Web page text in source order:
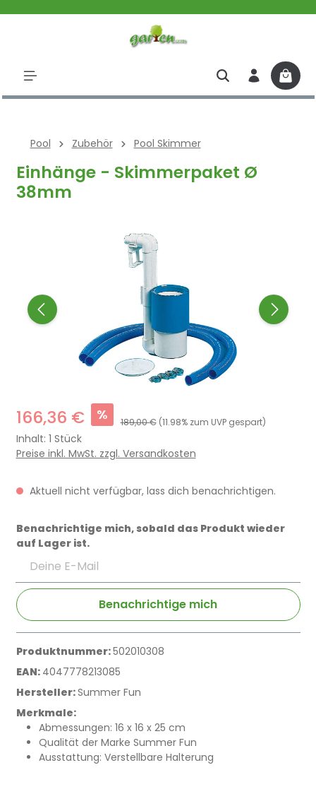
Pool Zubehör Pool Skimmer
Einhänge - Skimmerpaket Ø
38mm
Bildergalerie überspringen
166,36 € % 189,00 € (11.98% zum UVP gespart)
Inhalt: 1 Stück
Preise inkl. MwSt. zzgl. Versandkosten
Aktuell nicht verfügbar, lass dich benachrichtigen.
Benachrichtige mich, sobald das Produkt wieder
auf Lager ist.
Benachrichtige mich
Produktnummer:502010308
EAN: 4047778213085
Hersteller:Summer Fun
Merkmale:
Abmessungen: 16 x 16 x 25 cm
Qualität der Marke Summer Fun
Ausstattung: Verstellbare Halterung